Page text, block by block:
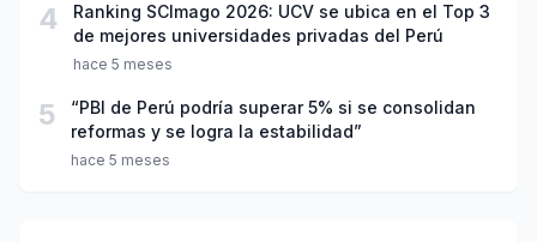
4
Ranking SCImago 2026: UCV se ubica en el Top 3
de mejores universidades privadas del Perú
hace 5 meses
5
“PBI de Perú podría superar 5% si se consolidan
reformas y se logra la estabilidad”
hace 5 meses